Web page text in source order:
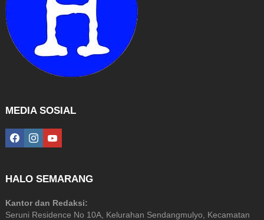
MEDIA SOSIAL
facebookinstagramyoutube
HALO SEMARANG
Kantor dan Redaksi:
Seruni Residence No 10A, Kelurahan Sendangmulyo, Kecamatan